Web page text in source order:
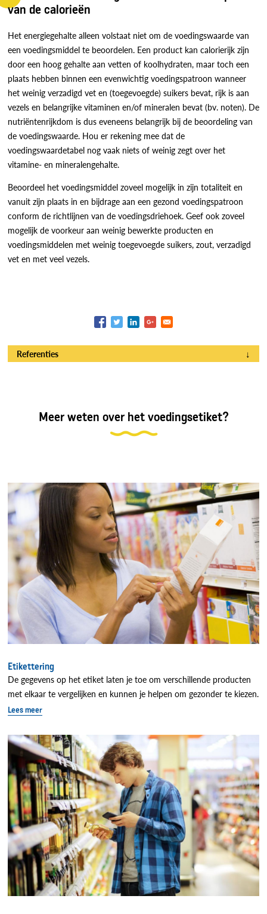
van de calorieën
Het energiegehalte alleen volstaat niet om de voedingswaarde van
een voedingsmiddel te beoordelen. Een product kan calorierijk zijn
door een hoog gehalte aan vetten of koolhydraten, maar toch een
plaats hebben binnen een evenwichtig voedingspatroon wanneer
het weinig verzadigd vet en (toegevoegde) suikers bevat, rijk is aan
vezels en belangrijke vitaminen en/of mineralen bevat (bv. noten). De
nutriëntenrijkdom is dus eveneens belangrijk bij de beoordeling van
de voedingswaarde. Hou er rekening mee dat de
voedingswaardetabel nog vaak niets of weinig zegt over het
vitamine- en mineralengehalte.
Beoordeel het voedingsmiddel zoveel mogelijk in zijn totaliteit en
vanuit zijn plaats in en bijdrage aan een gezond voedingspatroon
conform de richtlijnen van de voedingsdriehoek. Geef ook zoveel
mogelijk de voorkeur aan weinig bewerkte producten en
voedingsmiddelen met weinig toegevoegde suikers, zout, verzadigd
vet en met veel vezels.
↓
Referenties
Meer weten over het voedingsetiket?
Etikettering
De gegevens op het etiket laten je toe om verschillende producten
met elkaar te vergelijken en kunnen je helpen om gezonder te kiezen.
Lees meer